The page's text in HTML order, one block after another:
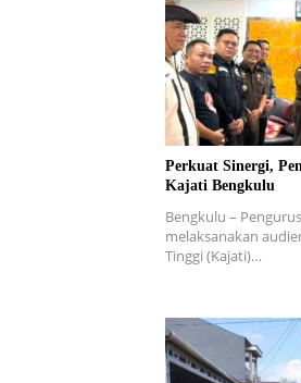
Perkuat Sinergi,
Kajati Bengkulu
Bengkulu –
melaksanakan
Tinggi (Kajati)…